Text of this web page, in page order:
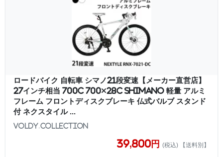
ロードバイク 自転車 シマノ21段変速【メーカー直営店】
27インチ相当 700C 700×28C SHIMANO 軽量 アルミ
フレーム フロントディスクブレーキ 仏式バルブ スタンド
付 ネクスタイル ...
voldy.collection
39,800円 (税込) 【送料別】